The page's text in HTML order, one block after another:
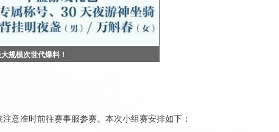
规模次世代爆料！
准时前往赛事服参赛。本次小组赛安排如下：